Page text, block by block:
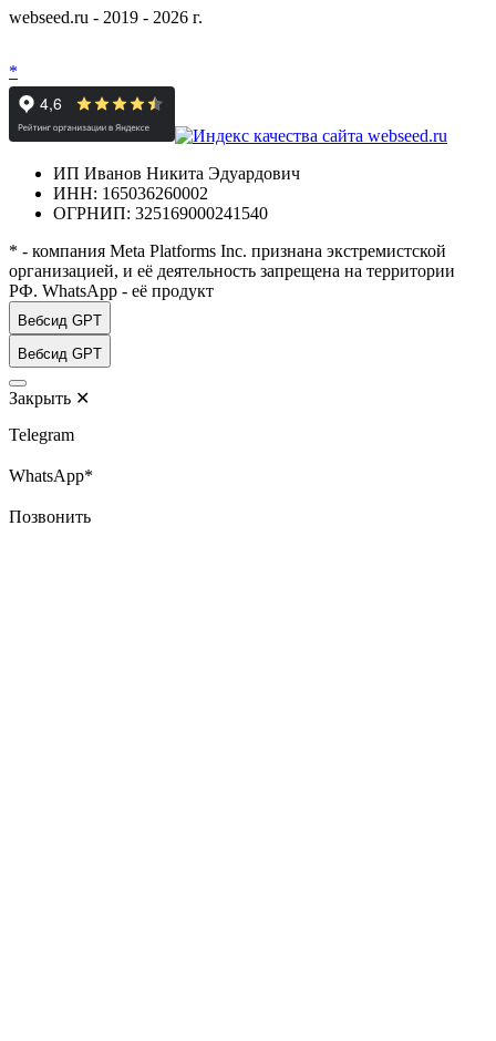
webseed.ru - 2019 - 2026 г.
*
ИП Иванов Никита Эдуардович
ИНН: 165036260002
ОГРНИП: 325169000241540
* - компания Meta Platforms Inc. признана экстремистской
организацией, и её деятельность запрещена на территории
РФ. WhatsApp - её продукт
Вебсид GPT
Вебсид GPT
Закрыть ✕
Telegram
WhatsApp*
Позвонить